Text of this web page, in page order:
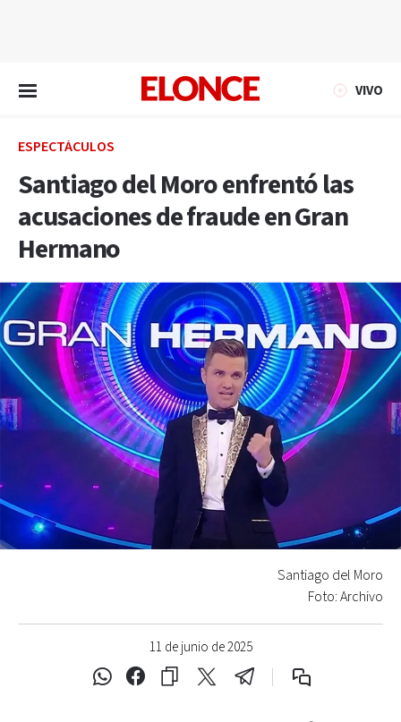
VIVO
ESPECTÁCULOS
Santiago del Moro enfrentó las
acusaciones de fraude en Gran
Hermano
11 de junio de 2025
Santiago del Moro
Foto: Archivo